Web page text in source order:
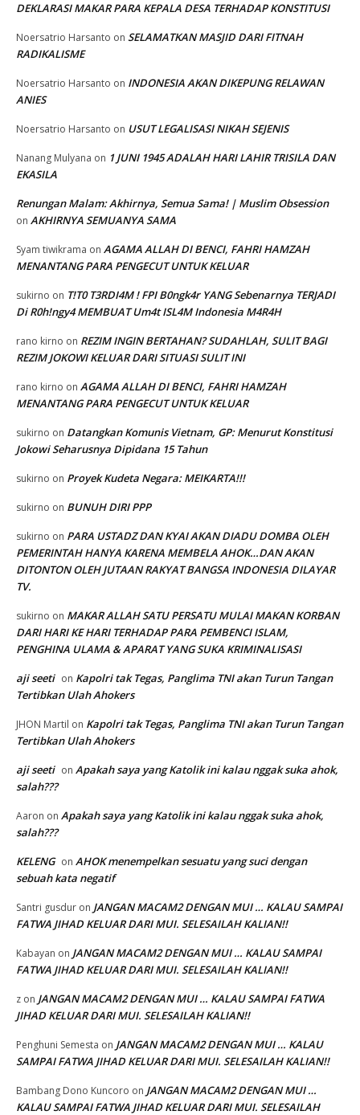
DEKLARASI MAKAR PARA KEPALA DESA TERHADAP KONSTITUSI
Noersatrio Harsanto on SELAMATKAN MASJID DARI FITNAH
RADIKALISME
Noersatrio Harsanto on INDONESIA AKAN DIKEPUNG RELAWAN
ANIES
Noersatrio Harsanto on USUT LEGALISASI NIKAH SEJENIS
Nanang Mulyana on 1 JUNI 1945 ADALAH HARI LAHIR TRISILA DAN
EKASILA
Renungan Malam: Akhirnya, Semua Sama! | Muslim Obsession
on AKHIRNYA SEMUANYA SAMA
Syam tiwikrama on AGAMA ALLAH DI BENCI, FAHRI HAMZAH
MENANTANG PARA PENGECUT UNTUK KELUAR
sukirno on T!T0 T3RDI4M ! FPI B0ngk4r YANG Sebenarnya TERJADI
Di R0h!ngy4 MEMBUAT Um4t ISL4M Indonesia M4R4H
rano kirno on REZIM INGIN BERTAHAN? SUDAHLAH, SULIT BAGI
REZIM JOKOWI KELUAR DARI SITUASI SULIT INI
rano kirno on AGAMA ALLAH DI BENCI, FAHRI HAMZAH
MENANTANG PARA PENGECUT UNTUK KELUAR
sukirno on Datangkan Komunis Vietnam, GP: Menurut Konstitusi
Jokowi Seharusnya Dipidana 15 Tahun
sukirno on Proyek Kudeta Negara: MEIKARTA!!!
sukirno on BUNUH DIRI PPP
sukirno on PARA USTADZ DAN KYAI AKAN DIADU DOMBA OLEH
PEMERINTAH HANYA KARENA MEMBELA AHOK…DAN AKAN
DITONTON OLEH JUTAAN RAKYAT BANGSA INDONESIA DILAYAR
TV.
sukirno on MAKAR ALLAH SATU PERSATU MULAI MAKAN KORBAN
DARI HARI KE HARI TERHADAP PARA PEMBENCI ISLAM,
PENGHINA ULAMA & APARAT YANG SUKA KRIMINALISASI
aji seeti on Kapolri tak Tegas, Panglima TNI akan Turun Tangan
Tertibkan Ulah Ahokers
JHON Martil on Kapolri tak Tegas, Panglima TNI akan Turun Tangan
Tertibkan Ulah Ahokers
aji seeti on Apakah saya yang Katolik ini kalau nggak suka ahok,
salah???
Aaron on Apakah saya yang Katolik ini kalau nggak suka ahok,
salah???
KELENG on AHOK menempelkan sesuatu yang suci dengan
sebuah kata negatif
Santri gusdur on JANGAN MACAM2 DENGAN MUI … KALAU SAMPAI
FATWA JIHAD KELUAR DARI MUI. SELESAILAH KALIAN!!
Kabayan on JANGAN MACAM2 DENGAN MUI … KALAU SAMPAI
FATWA JIHAD KELUAR DARI MUI. SELESAILAH KALIAN!!
z on JANGAN MACAM2 DENGAN MUI … KALAU SAMPAI FATWA
JIHAD KELUAR DARI MUI. SELESAILAH KALIAN!!
Penghuni Semesta on JANGAN MACAM2 DENGAN MUI … KALAU
SAMPAI FATWA JIHAD KELUAR DARI MUI. SELESAILAH KALIAN!!
Bambang Dono Kuncoro on JANGAN MACAM2 DENGAN MUI …
KALAU SAMPAI FATWA JIHAD KELUAR DARI MUI. SELESAILAH